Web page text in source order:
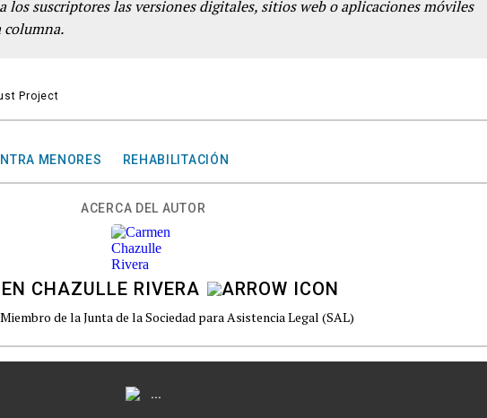
los suscriptores las versiones digitales, sitios web o aplicaciones móviles
columna.
MENORES REHABILITACIÓN
ACERCA DEL AUTOR
CHAZULLE RIVERA
de la Junta de la Sociedad para Asistencia Legal (SAL)
...